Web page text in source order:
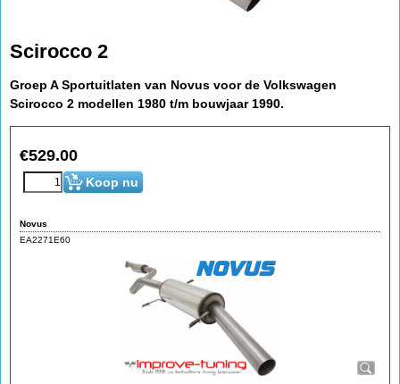
Scirocco 2
Groep A Sportuitlaten van Novus voor de Volkswagen
Scirocco 2 modellen 1980 t/m bouwjaar 1990.
€529.00
Koop nu
Novus
EA2271E60